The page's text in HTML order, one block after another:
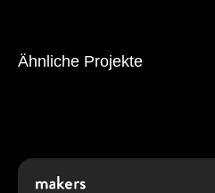
Ähnliche Projekte